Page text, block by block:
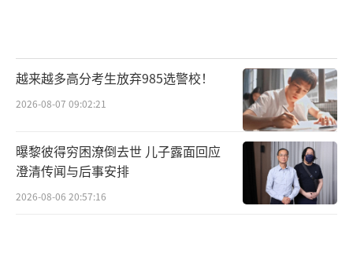
越来越多高分考生放弃985选警校！
2026-08-07 09:02:21
曝黎彼得穷困潦倒去世 儿子露面回应
澄清传闻与后事安排
2026-08-06 20:57:16